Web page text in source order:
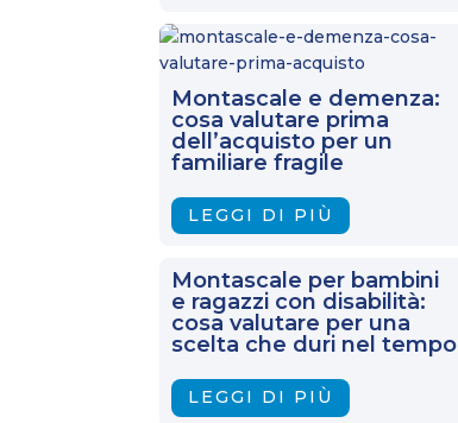
Montascale e demenza:
cosa valutare prima
dell’acquisto per un
familiare fragile
LEGGI DI PIÙ
Montascale per bambini
e ragazzi con disabilità:
cosa valutare per una
scelta che duri nel tempo
LEGGI DI PIÙ